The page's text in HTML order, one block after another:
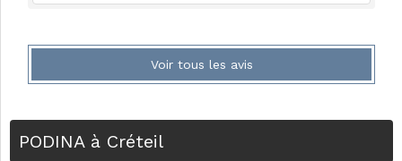
Voir tous les avis
PODINA à Créteil